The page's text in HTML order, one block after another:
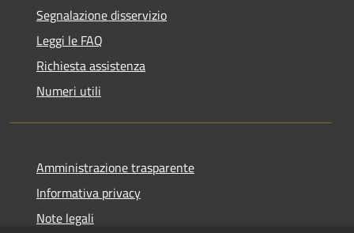
Segnalazione disservizio
Leggi le FAQ
Richiesta assistenza
Numeri utili
Amministrazione trasparente
Informativa privacy
Note legali